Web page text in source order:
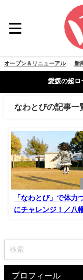
オープン＆リニューアル 新
愛媛の超ロ
なわとびの記事一
「なわとび」で体力
にチャレンジ！／八
プロフィール